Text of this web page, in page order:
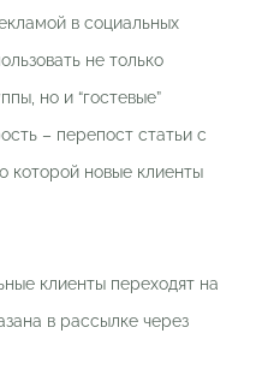
в социальных
не только
но и “гостевые”
– перепост статьи с
которой новые клиенты
клиенты переходят на
в рассылке через